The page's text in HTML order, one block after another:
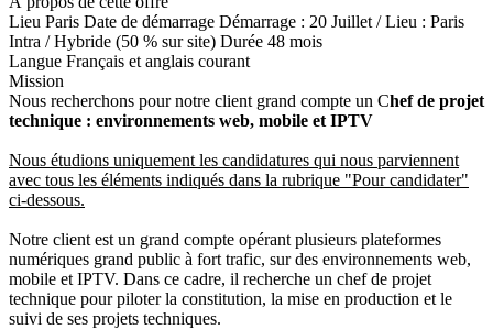
Lieu Paris Date de démarrage Démarrage : 20 Juillet / Lieu : Paris
Intra / Hybride (50 % sur site) Durée 48 mois
Langue Français et anglais courant
Mission
Nous recherchons pour notre client grand compte un Chef de projet
technique : environnements web, mobile et IPTV
Nous étudions uniquement les candidatures qui nous parviennent
avec tous les éléments indiqués dans la rubrique "Pour candidater"
ci-dessous.
Notre client est un grand compte opérant plusieurs plateformes
numériques grand public à fort trafic, sur des environnements web,
mobile et IPTV. Dans ce cadre, il recherche un chef de projet
technique pour piloter la constitution, la mise en production et le
suivi de ses projets techniques.